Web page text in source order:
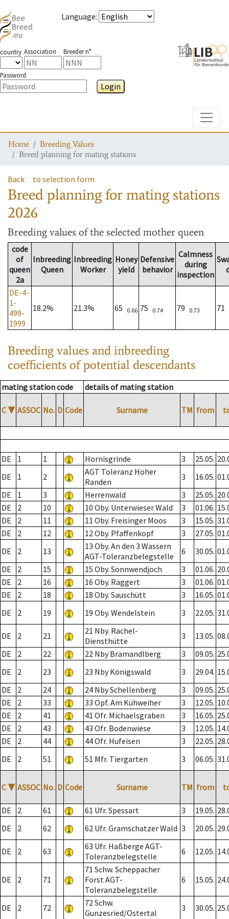
Language:
country Association Breeder n°
Password
Login
Home
Breeding Values
Breed planning for mating stations
Back to selection form
Breed planning for mating stations
2026
Breeding values of the selected mother queen
code
of
queen
2a
Inbreeding
Queen
Inbreeding
Worker
Honey
yield
Defensive
behavior
Calmness
during
inspection
DE-4-
1-
499-
1999
18.2% 21.3% 65 0.66 75 0.74 79 0.73 71
Breeding values and inbreeding
coefficients of potential descendants
mating station code details of mating station
C ▼ ASSOC No. D Code Surname TM from
DE 1 1 Hornisgrinde 3 25.05.
DE
1 2
AGT Toleranz Hoher
Randen
3 16.05.
DE
1 3 Herrenwald 3 25.05.
DE
2 10 10 Oby. Unterwieser Wald 3 01.06.
DE
2 11 11 Oby. Freisinger Moos 3 15.05.
DE
2 12 12 Oby. Pfaffenkopf 3 27.05.
DE
2 13
13 Oby. An den 3 Wassern
AGT-Toleranzbelegstelle
6 30.05.
DE
2 15 15 Oby. Sonnwendjoch 3 01.06.
DE
2 16 16 Oby. Raggert 3 01.06.
DE
2 18 18 Oby. Sauschütt 3 16.05.
DE
2 19 19 Oby. Wendelstein 3 22.05.
DE 2 21
21 Nby. Rachel-
Diensthütte
3 13.05.
DE
2 22 22 Nby Bramandlberg 3 09.05.
DE
2 23 23 Nby Königswald 3 29.04.
DE
2 24 24 Nby Schellenberg 3 09.05.
DE
2 33 33 Opf. Am Kühweiher 3 12.05.
DE
2 41 41 Ofr. Michaelsgraben 3 16.05.
DE
2 43 43 Ofr. Bodenwiese 3 12.05.
DE
2 44 44 Ofr. Hufeisen 3 22.05.
DE
2 51 51 Mfr. Tiergarten 3 06.05.
C ▼ ASSOC No. D Code Surname TM from
DE 2 61 61 Ufr. Spessart 3 19.05.
DE
2 62 62 Ufr. Gramschatzer Wald 3 20.05.
DE 2 63
63 Ufr. Haßberge AGT-
Toleranzbelegstelle
6 12.05.
DE 2 71
71 Schw. Scheppacher
Forst AGT-
Toleranzbelegstelle
6 15.05.
DE 2 72
72 Schw.
Gunzesried/Ostertal
3 30.05.